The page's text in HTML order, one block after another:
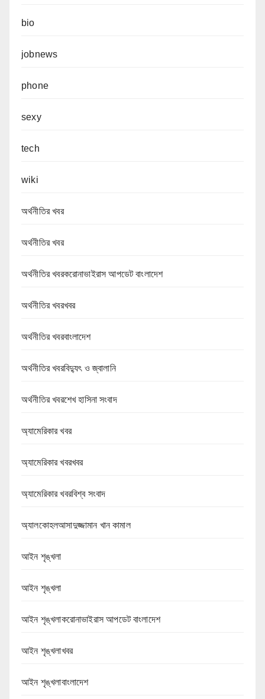
bio
jobnews
phone
sexy
tech
wiki
অর্থনীতির খবর
অর্থনীতির খবর
অর্থনীতির খবরকরোনাভাইরাস আপডেট বাংলাদেশ
অর্থনীতির খবরখবর
অর্থনীতির খবরবাংলাদেশ
অর্থনীতির খবরবিদ্যুৎ ও জ্বালানি
অর্থনীতির খবরশেখ হাসিনা সংবাদ
অ্যামেরিকার খবর
অ্যামেরিকার খবরখবর
অ্যামেরিকার খবরবিশ্ব সংবাদ
অ্যালকোহলআসাদুজ্জামান খান কামাল
আইন শৃঙ্খলা
আইন শৃঙ্খলা
আইন শৃঙ্খলাকরোনাভাইরাস আপডেট বাংলাদেশ
আইন শৃঙ্খলাখবর
আইন শৃঙ্খলাবাংলাদেশ